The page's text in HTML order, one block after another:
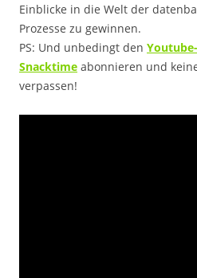
Einblicke in die Welt der
Prozesse zu gewinnen.
PS: Und unbedingt den
Snacktime abonnieren und
verpassen!